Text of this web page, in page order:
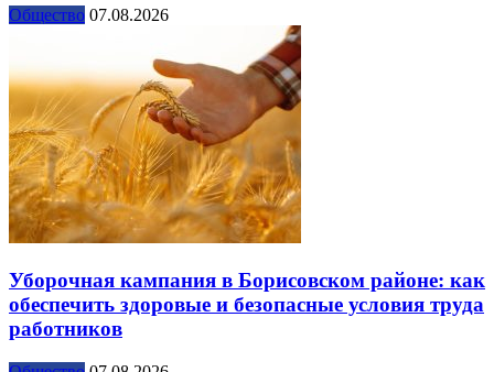
Общество 07.08.2026
Уборочная кампания в Борисовском районе: как
обеспечить здоровые и безопасные условия труда
работников